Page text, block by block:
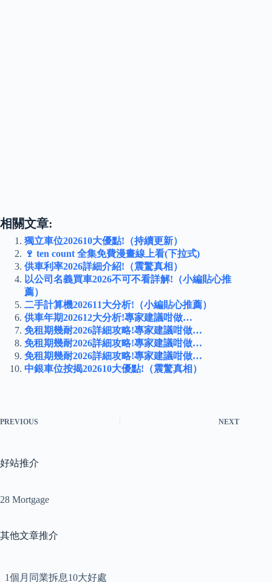
相關文章:
獨立車位202610大優點!（持續更新）
🍷 ten count 全集免費漫畫線上看(下拉式)
供車利率2026詳細介紹!（震驚真相）
以公司名義買車2026不可不看詳解!（小編貼心推
薦）
二手計算機202611大分析!（小編貼心推薦）
供車年期202612大分析!專家建議咁做…
免租期幾耐2026詳細攻略!專家建議咁做…
免租期幾耐2026詳細攻略!專家建議咁做…
免租期幾耐2026詳細攻略!專家建議咁做…
中銀車位按揭202610大優點!（震驚真相）
PREVIOUS NEXT
好站推介
28 Mortgage
其他文章推介
1個月同業拆息10大好處